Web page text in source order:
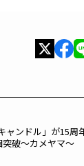
ャンドル」が15
突破～カメヤマ～